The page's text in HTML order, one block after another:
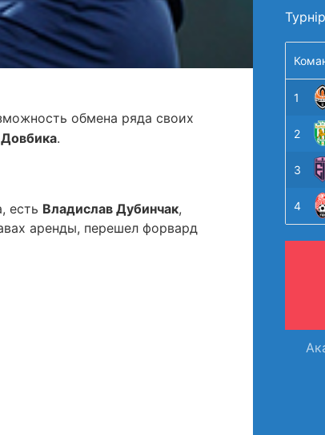
обмена ряда своих
.
есть Владислав Дубинчак,
аренды, перешел форвард
1
2
3
4